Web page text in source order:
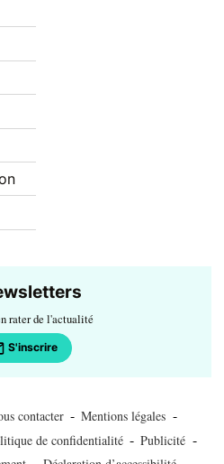
rater de l'actualité
S'inscrire
contacter - Mentions légales -
de confidentialité - Publicité -